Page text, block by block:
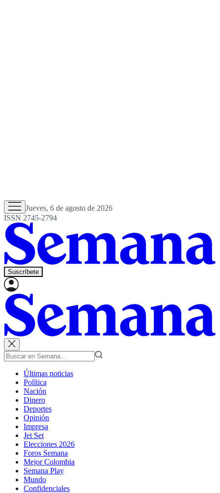
Jueves, 6 de agosto de 2026
ISSN 2745-2794
Suscríbete
Últimas noticias
Política
Nación
Dinero
Deportes
Opinión
Impresa
Jet Set
Elecciones 2026
Foros Semana
Mejor Colombia
Semana Play
Mundo
Confidenciales